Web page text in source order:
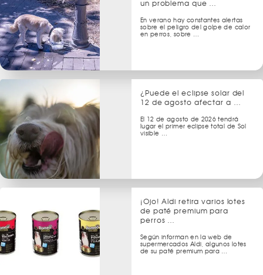
un problema que …
En verano hay constantes alertas
sobre el peligro del golpe de calor
en perros, sobre …
¿Puede el eclipse solar del
12 de agosto afectar a …
El 12 de agosto de 2026 tendrá
lugar el primer eclipse total de Sol
visible …
¡Ojo! Aldi retira varios lotes
de paté premium para
perros …
Según informan en la web de
supermercados Aldi, algunos lotes
de su paté premium para …